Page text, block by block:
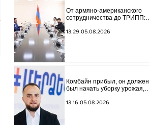
От армяно-американского
сотрудничества до ТРИПП:
советника специального
13.29.05.08.2026
Комбайн прибыл, он должен
был начать уборку урожая,
постановление о запрете
13.16.05.08.2026